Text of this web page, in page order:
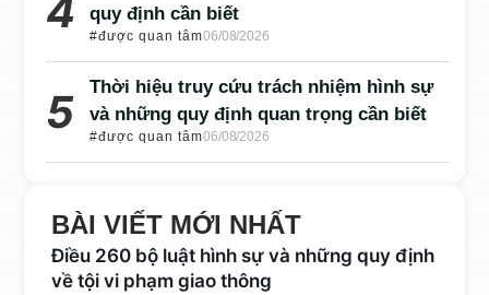
quy định cần biết
#được quan tâm06/08/2026
Thời hiệu truy cứu trách nhiệm hình sự
và những quy định quan trọng cần biết
#được quan tâm06/08/2026
BÀI VIẾT MỚI NHẤT
Điều 260 bộ luật hình sự và những quy định
về tội vi phạm giao thông